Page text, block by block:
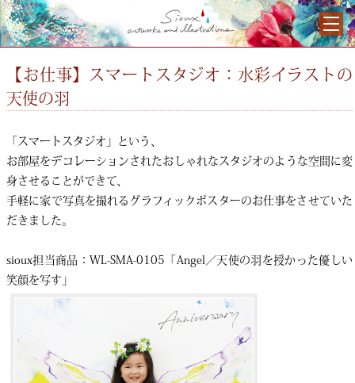
【お仕事】スマートスタジオ：水彩イラストの
天使の羽
「スマートスタジオ」という、
お部屋をデコレーションされたおしゃれなスタジオのような空間に変
身させることができて、
手軽に家で写真を撮れるグラフィックポスターのお仕事をさせていた
だきました。
sioux担当商品：WL-SMA-0105「Angel／天使の羽を授かった優しい
笑顔を写す」